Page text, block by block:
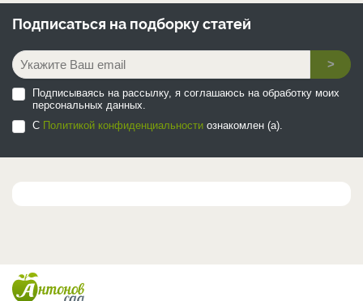
Подписаться на подборку статей
>
Подписываясь на рассылку, я соглашаюсь на обработку моих
персональных данных.
С Политикой конфиденциальности ознакомлен (а).